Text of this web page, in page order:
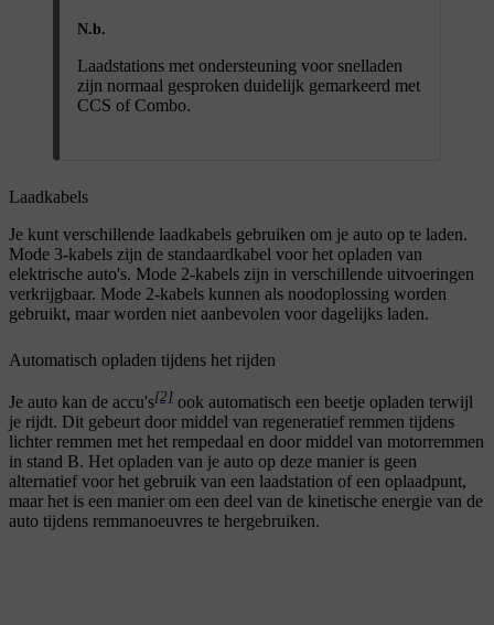
N.b.
Laadstations met ondersteuning voor snelladen
zijn normaal gesproken duidelijk gemarkeerd met
CCS of Combo.
Laadkabels
Je kunt verschillende laadkabels gebruiken om je auto op te laden.
Mode 3-kabels zijn de standaardkabel voor het opladen van
elektrische auto's. Mode 2-kabels zijn in verschillende uitvoeringen
verkrijgbaar. Mode 2-kabels kunnen als noodoplossing worden
gebruikt, maar worden niet aanbevolen voor dagelijks laden.
Automatisch opladen tijdens het rijden
Je auto kan de accu's[2] ook automatisch een beetje opladen terwijl
je rijdt. Dit gebeurt door middel van regeneratief remmen tijdens
lichter remmen met het rempedaal en door middel van motorremmen
in stand B. Het opladen van je auto op deze manier is geen
alternatief voor het gebruik van een laadstation of een oplaadpunt,
maar het is een manier om een deel van de kinetische energie van de
auto tijdens remmanoeuvres te hergebruiken.